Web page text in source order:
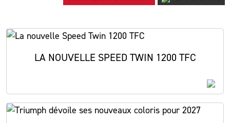
LA NOUVELLE SPEED TWIN 1200 TFC